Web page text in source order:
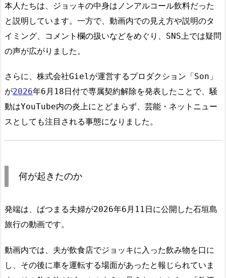
本人たちは、ジョッキの中身はノンアルコール飲料だった
と説明しています。一方で、動画内での見え方や説明のタ
イミング、コメント欄の扱いなどをめぐり、SNS上では疑問
の声が広がりました。
さらに、株式会社Gielが運営するプロダクション「Son」
が2026年6月18日付で専属契約解除を発表したことで、騒
動はYouTube内の炎上にとどまらず、芸能・ネットニュー
スとしても注目される事態になりました。
何が起きたのか
発端は、ばつまる夫婦が2026年6月11日に公開した石垣島
旅行の動画です。
動画内では、夫が飲食店でジョッキに入った飲み物を口に
し、その後に車を運転する場面があったと報じられていま